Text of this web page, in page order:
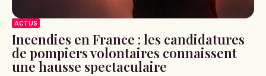
ACTUS
Incendies en France : les candidatures
de pompiers volontaires connaissent
une hausse spectaculaire